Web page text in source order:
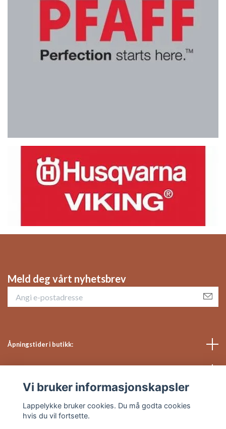
Meld deg vårt nyhetsbrev
Åpningstider i butikk:
Vi bruker informasjonskapsler
Lappelykke bruker cookies. Du må godta cookies
hvis du vil fortsette.